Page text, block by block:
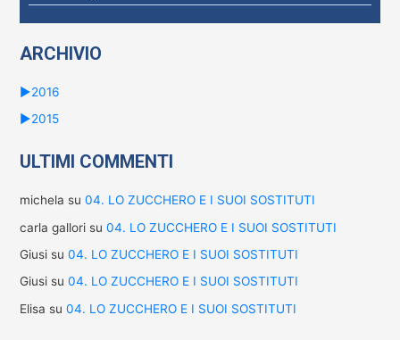
ARCHIVIO
►2016
►2015
ULTIMI COMMENTI
michela su 04. LO ZUCCHERO E I SUOI SOSTITUTI
carla gallorisu 04. LO ZUCCHERO E I SUOI SOSTITUTI
Giusisu 04. LO ZUCCHERO E I SUOI SOSTITUTI
Giusisu 04. LO ZUCCHERO E I SUOI SOSTITUTI
Elisa su 04. LO ZUCCHERO E I SUOI SOSTITUTI